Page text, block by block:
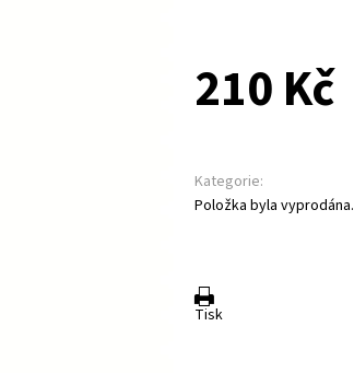
210 Kč
Kategorie:
Položka byla
Tisk